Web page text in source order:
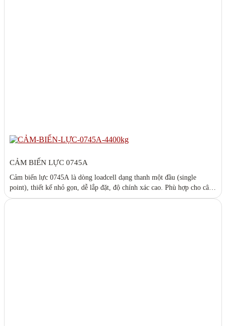
CẢM BIẾN LỰC 0745A
Cảm biến lực 0745A là dòng loadcell dạng thanh một đầu (single
point), thiết kế nhỏ gọn, dễ lắp đặt, độ chính xác cao. Phù hợp cho cân
bàn, cân băng tải, máy đóng gói và các hệ thống cân tự động trong công